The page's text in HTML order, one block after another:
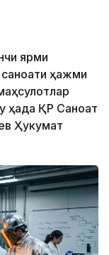
ярми
ҳажми
ҳақда ҚР Саноат
Ҳукумат